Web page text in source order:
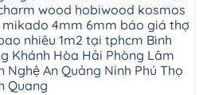
wood hobiwood kosmos
4mm 6mm báo giá thợ
nhiêu 1m2 tại tphcm Bình
Khánh Hòa Hải Phòng Lâm
Nghệ An Quảng Ninh Phú Thọ
Quang